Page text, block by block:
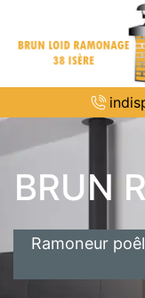
BRUN
Ramoneur